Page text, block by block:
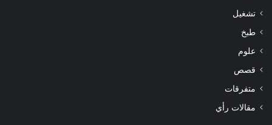
تشغيل
طبخ
علوم
قصص
متفرقات
مقالات رأي